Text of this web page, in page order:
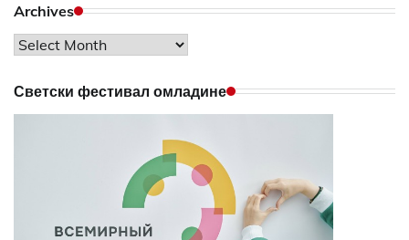
Archives
Archives
Светски фестивал омладине